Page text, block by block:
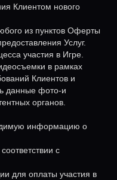
Клиентом нового
из пунктов Оферты
Услуг.
участия в Игре.
в рамках
Клиентов и
данные фото-и
органов.
информацию о
с
для оплаты участия в